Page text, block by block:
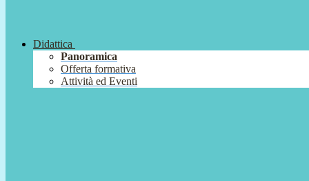
Didattica
Panoramica
Offerta formativa
Attività ed Eventi